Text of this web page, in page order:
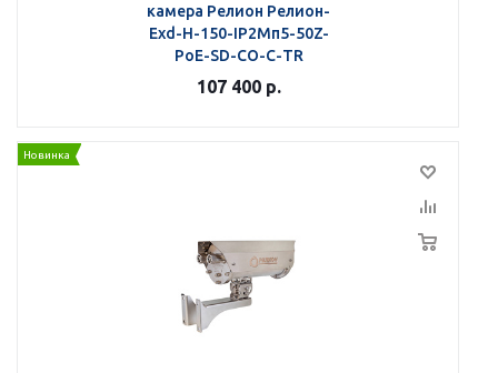
камера Релион Релион-
Exd-Н-150-IP2Мп5-50Z-
PoE-SD-СО-С-TR
107 400р.
Новинка